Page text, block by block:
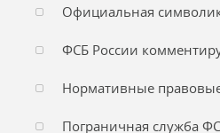
Официальная
ФСБ России
Нормативные
Пограничная служба